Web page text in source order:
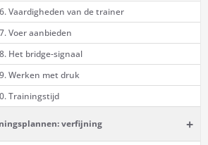
Vaardigheden van de trainer
Voer aanbieden
Het bridge-signaal
Werken met druk
Trainingstijd
verfijning +